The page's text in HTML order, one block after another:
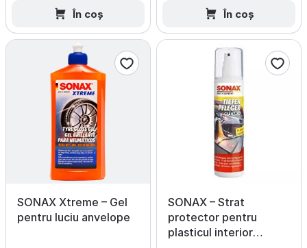
În coș În coș
SONAX Xtreme – Gel
pentru luciu anvelope
SONAX – Strat
protector pentru
plasticul interior